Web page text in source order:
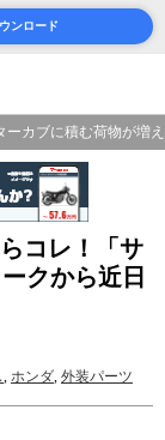
ンロード
ーカブに積む荷物が増
コレ！「サ
クから近日
, ホンダ, 外装パーツ